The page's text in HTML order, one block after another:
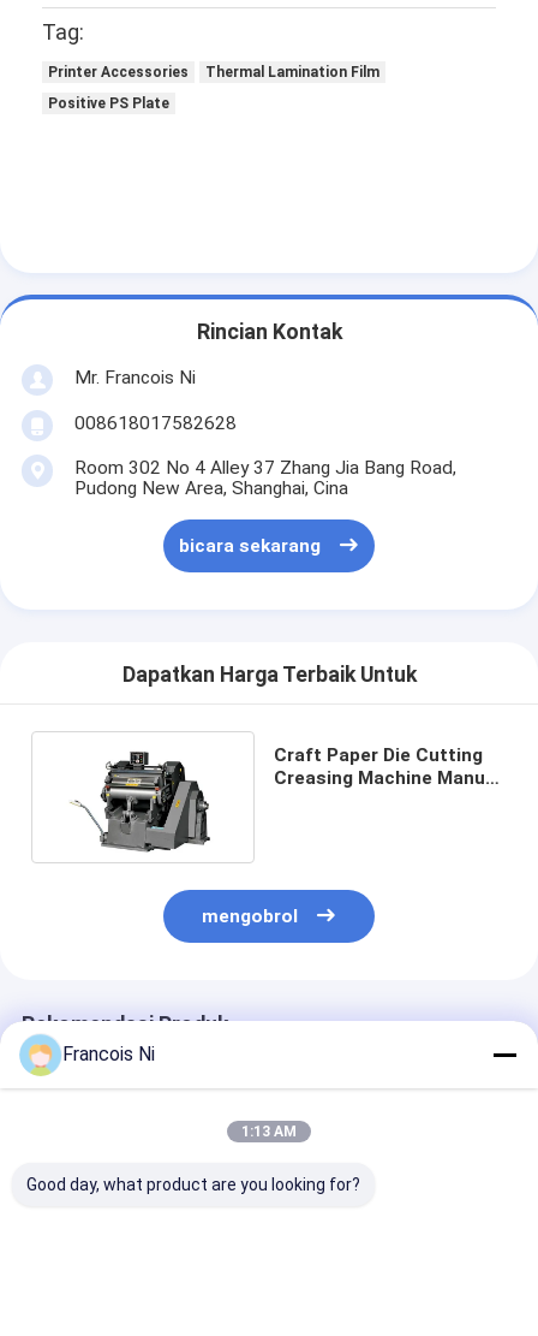
Tag:
Printer Accessories
Thermal Lamination Film
Positive PS Plate
Rincian Kontak
Mr. Francois Ni
008618017582628
Room 302 No 4 Alley 37 Zhang Jia Bang Road,
Pudong New Area, Shanghai, Cina
bicara sekarang
Dapatkan Harga Terbaik Untuk
Craft Paper Die Cutting
Creasing Machine Manual
mengobrol
Rekomendasi Produk
Francois Ni
1:13 AM
Good day, what product are you looking for?